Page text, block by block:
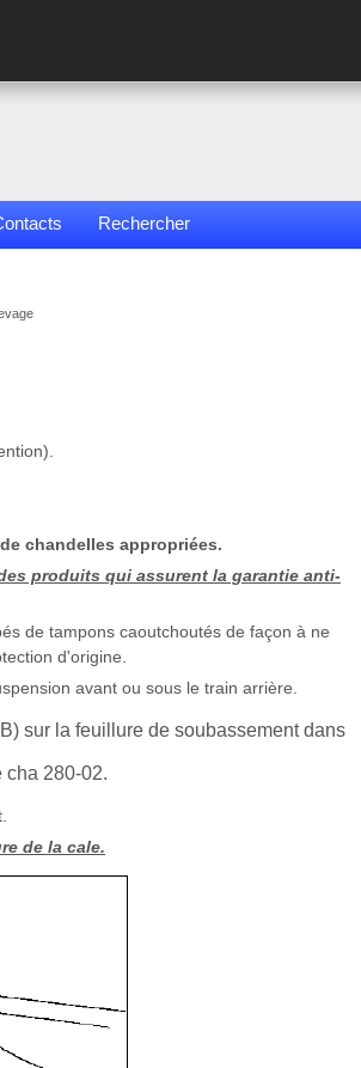
Rechercher
chandelles appropriées.
produits qui assurent la garantie anti-
de tampons caoutchoutés de façon à ne
d'origine.
avant ou sous le train arrière.
sur la feuillure de soubassement dans
cha 280-02.
de la cale.